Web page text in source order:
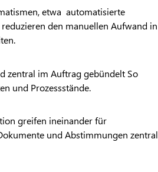
etwa automatisierte
den manuellen Aufwand in
zentral im Auftrag gebündelt So
und Prozessstände.
greifen ineinander für
und Abstimmungen zentral